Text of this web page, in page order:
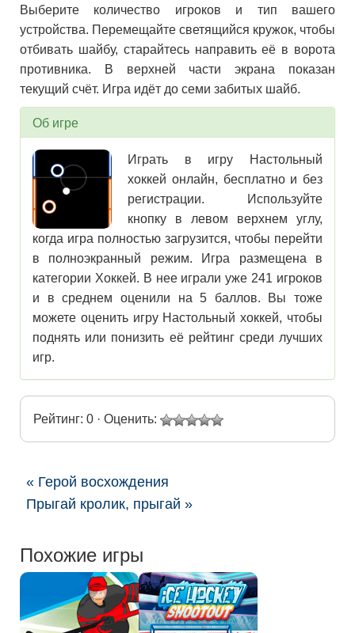
Выберите количество игроков и тип вашего
устройства. Перемещайте светящийся кружок, чтобы
отбивать шайбу, старайтесь направить её в ворота
противника. В верхней части экрана показан
текущий счёт. Игра идёт до семи забитых шайб.
Об игре
Играть в игру Настольный
хоккей онлайн, бесплатно и без
регистрации. Используйте
кнопку в левом верхнем углу,
когда игра полностью загрузится, чтобы перейти
в полноэкранный режим. Игра размещена в
категории Хоккей. В нее играли уже 241 игроков
и в среднем оценили на 5 баллов. Вы тоже
можете оценить игру Настольный хоккей, чтобы
поднять или понизить её рейтинг среди лучших
игр.
Рейтинг: 0 · Оценить:
« Герой восхождения
Прыгай кролик, прыгай »
Похожие игры